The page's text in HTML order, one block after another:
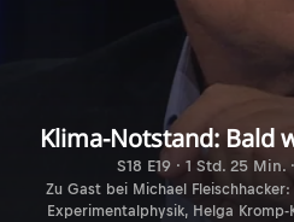
Klima-Notstand: Bald
S18 E19 · 1 Std. 25 Min.
Zu Gast bei Michael
Experimentalphysik, Helga